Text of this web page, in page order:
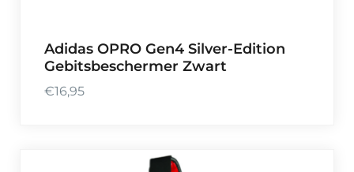
Adidas OPRO Gen4 Silver-Edition
Gebitsbeschermer Zwart
€16,95